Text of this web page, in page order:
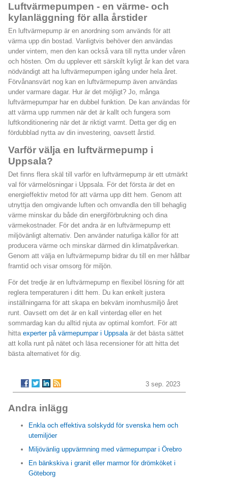
Luftvärmepumpen - en värme- och
kylanläggning för alla årstider
En luftvärmepump är en anordning som används för att
värma upp din bostad. Vanligtvis behöver den användas
under vintern, men den kan också vara till nytta under våren
och hösten. Om du upplever ett särskilt kyligt år kan det vara
nödvändigt att ha luftvärmepumpen igång under hela året.
Förvånansvärt nog kan en luftvärmepump även användas
under varmare dagar. Hur är det möjligt? Jo, många
luftvärmepumpar har en dubbel funktion. De kan användas för
att värma upp rummen när det är kallt och fungera som
luftkonditionering när det är riktigt varmt. Detta ger dig en
fördubblad nytta av din investering, oavsett årstid.
Varför välja en luftvärmepump i
Uppsala?
Det finns flera skäl till varför en luftvärmepump är ett utmärkt
val för värmelösningar i Uppsala. För det första är det en
energieffektiv metod för att värma upp ditt hem. Genom att
utnyttja den omgivande luften och omvandla den till behaglig
värme minskar du både din energiförbrukning och dina
värmekostnader. För det andra är en luftvärmepump ett
miljövänligt alternativ. Den använder naturliga källor för att
producera värme och minskar därmed din klimatpåverkan.
Genom att välja en luftvärmepump bidrar du till en mer hållbar
framtid och visar omsorg för miljön.
För det tredje är en luftvärmepump en flexibel lösning för att
reglera temperaturen i ditt hem. Du kan enkelt justera
inställningarna för att skapa en bekväm inomhusmiljö året
runt. Oavsett om det är en kall vinterdag eller en het
sommardag kan du alltid njuta av optimal komfort. För att
hitta experter på värmepumpar i Uppsalaär det bästa sättet
att kolla runt på nätet och läsa recensioner för att hitta det
bästa alternativet för dig.
3 sep. 2023
Andra inlägg
Enkla och effektiva solskydd för svenska hem och
utemiljöer
Miljövänlig uppvärmning med värmepumpar i Örebro
En bänkskiva i granit eller marmor för drömköket i
Göteborg